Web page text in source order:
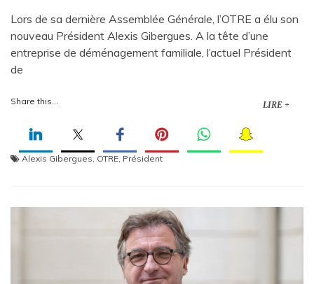
Lors de sa dernière Assemblée Générale, l’OTRE a élu son
nouveau Président Alexis Gibergues. A la tête d’une
entreprise de déménagement familiale, l’actuel Président
de
Share this... LIRE +
Alexis Gibergues OTRE Président